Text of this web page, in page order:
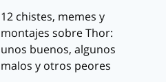
12 chistes, memes y
montajes sobre Thor:
unos buenos, algunos
malos y otros peores